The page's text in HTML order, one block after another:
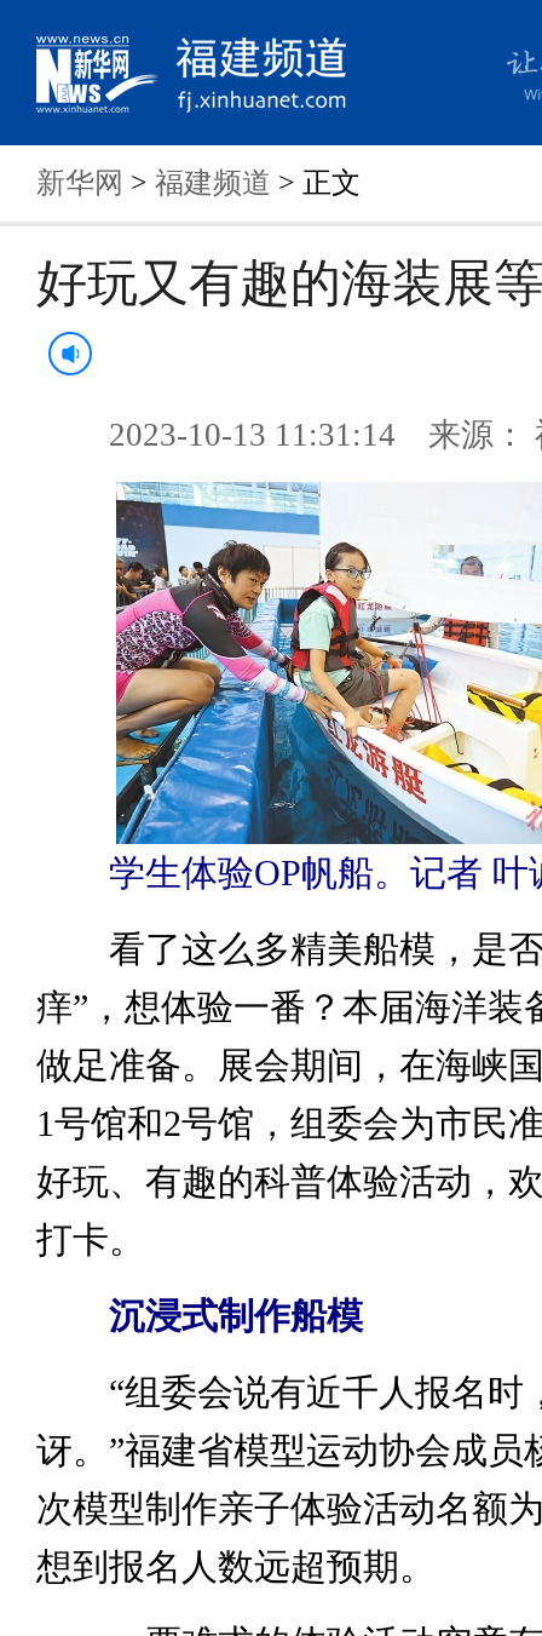
新华网 > 福建频道 > 正文
好玩又有趣的海装展
2023-10-13 11:31:14 来源：
学生体验OP帆船。记者 叶
看了这么多精美船模，是否
痒”，想体验一番？本届海洋装
做足准备。展会期间，在海峡
1号馆和2号馆，组委会为市民
好玩、有趣的科普体验活动，
打卡。
沉浸式制作船模
“组委会说有近千人报名时
讶。”福建省模型运动协会成员
次模型制作亲子体验活动名额
想到报名人数远超预期。